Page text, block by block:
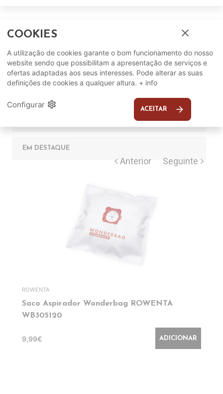
Complete o seu ambiente
EM DESTAQUE
ROWENTA
Saco Aspirador Wonderbag ROWENTA
WB305120
9,99€ ADICIONAR
COOKIES close
A utilização de cookies garante o bom funcionamento do nosso
website sendo que possibilitam a apresentação de serviços e
ofertas adaptadas aos seus interesses. Pode alterar as suas
definições de cookies a qualquer altura. + info
Configurar settings ACEITAR arrow_forward